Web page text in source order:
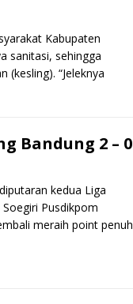
Kabupaten
sanitasi, sehingga
(kesling). “Jeleknya
Bandung 2 – 0
kedua Liga
Pusdikpom
meraih point penuh